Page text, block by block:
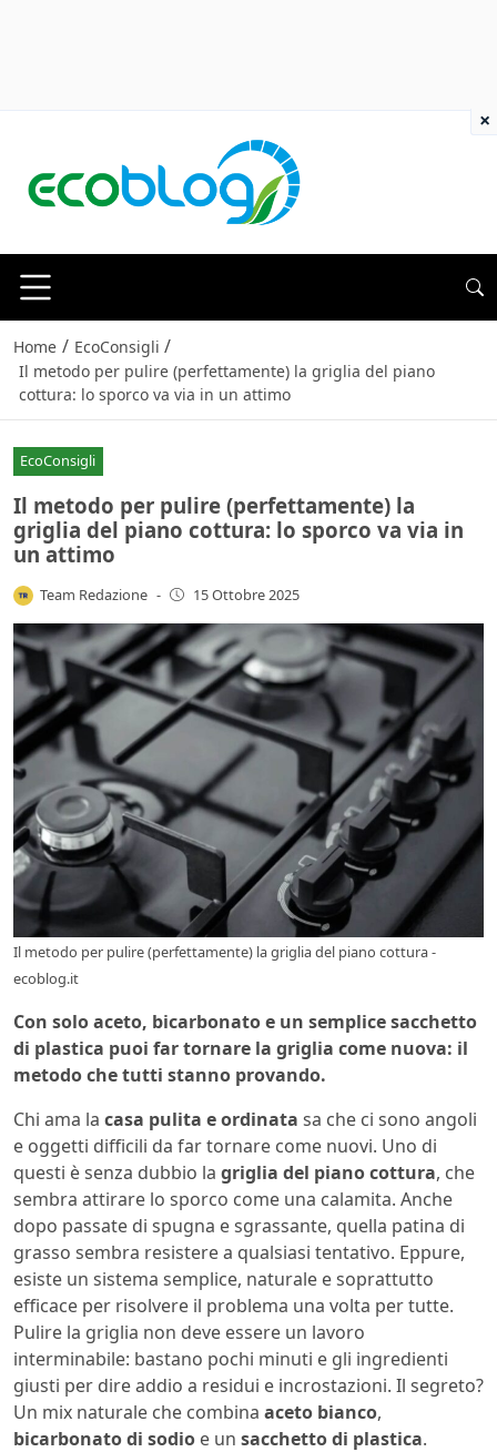
Home / EcoConsigli /
Il metodo per pulire (perfettamente) la griglia del piano
cottura: lo sporco va via in un attimo
EcoConsigli
Il metodo per pulire (perfettamente) la
griglia del piano cottura: lo sporco va via in
un attimo
Team Redazione - 15 Ottobre 2025
Il metodo per pulire (perfettamente) la griglia del piano cottura -
ecoblog.it
Con solo aceto, bicarbonato e un semplice sacchetto
di plastica puoi far tornare la griglia come nuova: il
metodo che tutti stanno provando.
Chi ama la casa pulita e ordinata sa che ci sono angoli
e oggetti difficili da far tornare come nuovi. Uno di
questi è senza dubbio la griglia del piano cottura, che
sembra attirare lo sporco come una calamita. Anche
dopo passate di spugna e sgrassante, quella patina di
grasso sembra resistere a qualsiasi tentativo. Eppure,
esiste un sistema semplice, naturale e soprattutto
efficace per risolvere il problema una volta per tutte.
Pulire la griglia non deve essere un lavoro
interminabile: bastano pochi minuti e gli ingredienti
giusti per dire addio a residui e incrostazioni. Il segreto?
Un mix naturale che combina aceto bianco,
bicarbonato di sodio e un sacchetto di plastica.
×